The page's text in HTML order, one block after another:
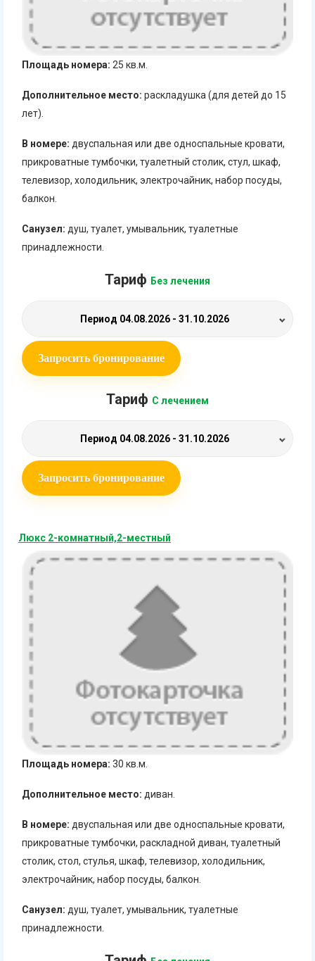
Площадь номера: 25 кв.м.
Дополнительное место: раскладушка (для детей до 15
лет).
В номере: двуспальная или две односпальные кровати,
прикроватные тумбочки, туалетный столик, стул, шкаф,
телевизор, холодильник, электрочайник, набор посуды,
балкон.
Санузел: душ, туалет, умывальник, туалетные
принадлежности.
Тариф Без лечения
Период 04.08.2026 - 31.10.2026
Запросить бронирование
Тариф С лечением
Период 04.08.2026 - 31.10.2026
Запросить бронирование
Люкс 2-комнатный,2-местный
Площадь номера: 30 кв.м.
Дополнительное место: диван.
В номере: двуспальная или две односпальные кровати,
прикроватные тумбочки, раскладной диван, туалетный
столик, стол, стулья, шкаф, телевизор, холодильник,
электрочайник, набор посуды, балкон.
Санузел: душ, туалет, умывальник, туалетные
принадлежности.